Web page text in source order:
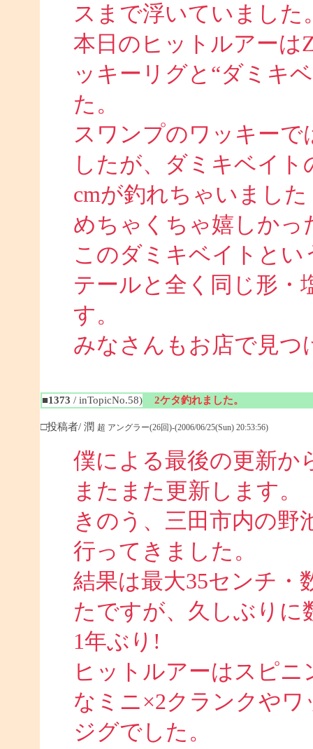
スまで浮いていました
本日のヒットルアーは
ッキーリグと“ダミキ
た。
スワンプのワッキーで
したが、ダミキベイ
cmが釣れちゃいました
めちゃくちゃ嬉しかっ
このダミキベイトと
テールと全く同じ形・
す。
みなさんもお店で見つ
■1373 / inTopicNo.58) 2ケタ釣れました。
□投稿者/ 潤 超 アングラー(26回)-(2006/06/25(Sun) 20:53:56)
僕による最後の更新か
またまた更新します。
きのう、三田市内の野
行ってきました。
結果は最大35センチ・
たですが、久しぶりに
1年ぶり!
ヒットルアーはスピ
なミニ×2クランクや
ジグでした。